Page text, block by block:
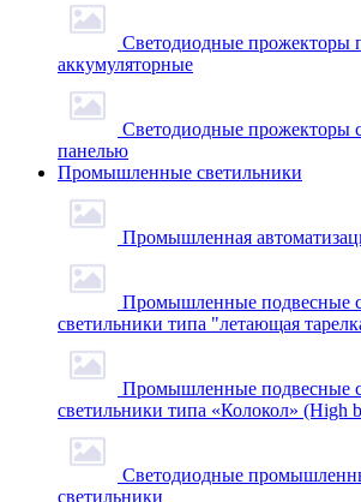
Светодиодные прожекторы
аккумуляторные
Светодиодные прожекторы
панелью
Промышленные светильники
Промышленная
Промышленные подвесные
светильники типа "летающая
Промышленные подвесные
светильники типа «Колокол» (High
Светодиодные
светильники